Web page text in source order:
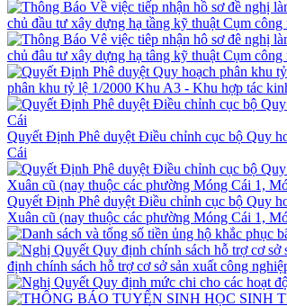
chủ đầu tư xây dựng hạ tầng kỹ thuật Cụm
chủ đâu tư xây dựng hạ tâng kỹ thuật Cụm
phân khu tỷ lệ 1/2000 Khu A3 - Khu hợp tác
Quyết Định Phê duyệt Điều chỉnh cục bộ Quy
Cái
Quyết Định Phê duyệt Điều chỉnh cục bộ Quy
Xuân cũ (nay thuộc các phường Móng Cái 1,
định chính sách hỗ trợ cơ sở sản xuất công